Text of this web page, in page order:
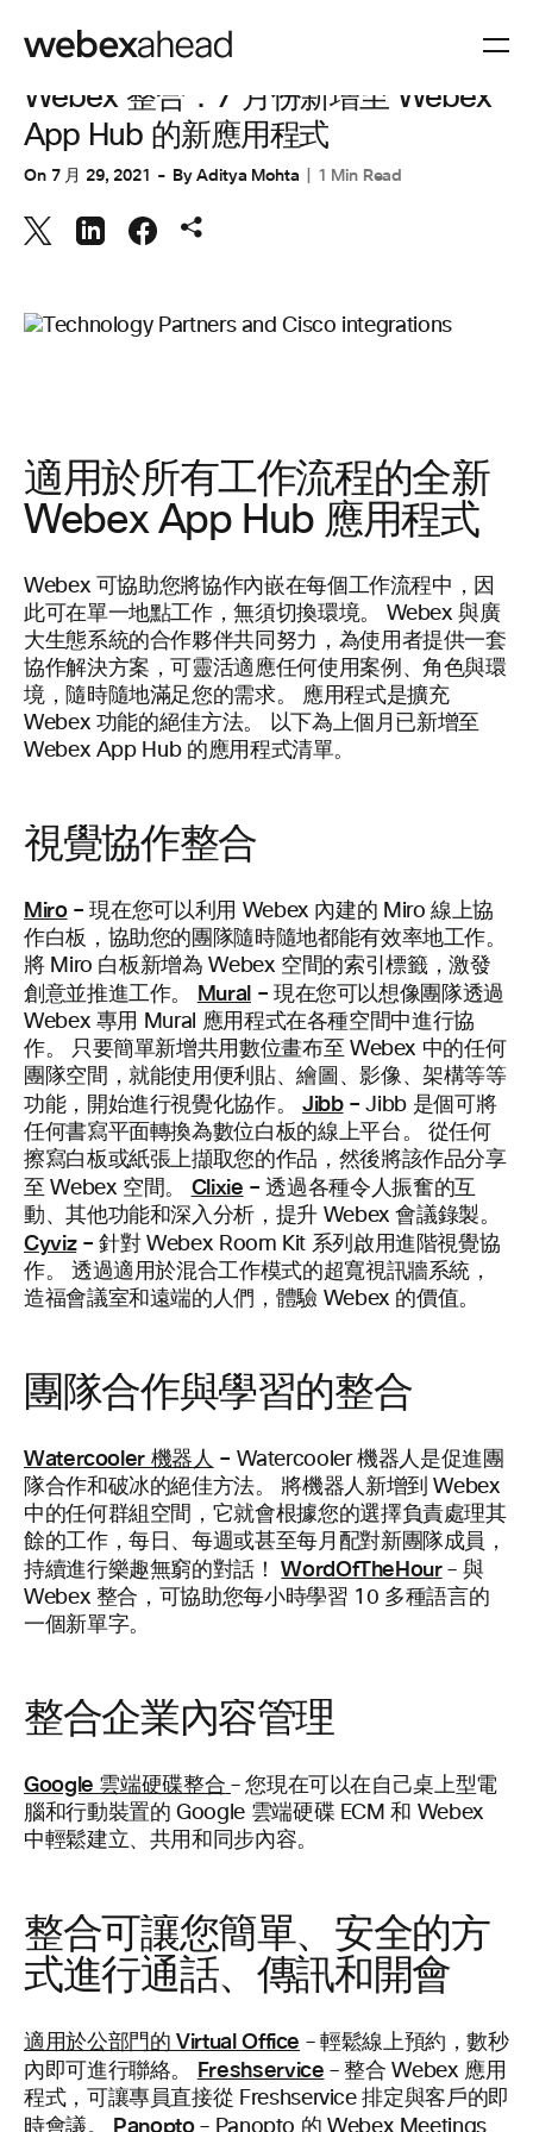
協作裝置
Webex 整合：7 月份新增至 Webex
App Hub 的新應用程式
On 7 月 29, 2021 ByAditya Mohta 1 Min Read
適用於所有工作流程的全新
Webex App Hub 應用程式
Webex 可協助您將協作內嵌在每個工作流程中，因
此可在單一地點工作，無須切換環境。 Webex 與廣
大生態系統的合作夥伴共同努力，為使用者提供一套
協作解決方案，可靈活適應任何使用案例、角色與環
境，隨時隨地滿足您的需求。 應用程式是擴充
Webex 功能的絕佳方法。 以下為上個月已新增至
Webex App Hub 的應用程式清單。
視覺協作整合
Miro–現在您可以利用 Webex 內建的 Miro 線上協
作白板，協助您的團隊隨時隨地都能有效率地工作。
將 Miro 白板新增為 Webex 空間的索引標籤，激發
創意並推進工作。 Mural– 現在您可以想像團隊透過
Webex 專用 Mural 應用程式在各種空間中進行協
作。 只要簡單新增共用數位畫布至 Webex 中的任何
團隊空間，就能使用便利貼、繪圖、影像、架構等等
功能，開始進行視覺化協作。 Jibb–Jibb 是個可將
任何書寫平面轉換為數位白板的線上平台。 從任何
擦寫白板或紙張上擷取您的作品，然後將該作品分享
至 Webex 空間。 Clixie–透過各種令人振奮的互
動、其他功能和深入分析，提升 Webex 會議錄製。
Cyviz–針對 Webex Room Kit 系列啟用進階視覺協
作。 透過適用於混合工作模式的超寬視訊牆系統，
造福會議室和遠端的人們，體驗 Webex 的價值。
團隊合作與學習的整合
Watercooler 機器人– Watercooler 機器人是促進團
隊合作和破冰的絕佳方法。 將機器人新增到 Webex
中的任何群組空間，它就會根據您的選擇負責處理其
餘的工作，每日、每週或甚至每月配對新團隊成員，
持續進行樂趣無窮的對話！WordOfTheHour– 與
Webex 整合，可協助您每小時學習 10 多種語言的
一個新單字。
整合企業內容管理
Google 雲端硬碟整合 – 您現在可以在自己桌上型電
腦和行動裝置的 Google 雲端硬碟 ECM 和 Webex
中輕鬆建立、共用和同步內容。
整合可讓您簡單、安全的方
式進行通話、傳訊和開會
適用於公部門的 Virtual Office – 輕鬆線上預約，數秒
內即可進行聯絡。 Freshservice – 整合 Webex 應用
程式，可讓專員直接從 Freshservice 排定與客戶的即
時會議。
– Panopto 的 Webex Meetings